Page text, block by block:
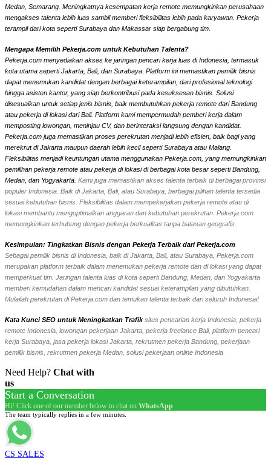
Medan, Semarang. Meningkatnya kesempatan kerja remote memungkinkan perusahaan
mengakses talenta lebih luas sambil memberi fleksibilitas lebih pada karyawan. Pekerja
terampil dari kota seperti Surabaya dan Makassar siap bergabung tim.
Mengapa Memilih Pekerja.com untuk Kebutuhan Talenta?
Pekerja.com menyediakan akses ke jaringan pencari kerja luas di Indonesia, termasuk
kota utama seperti Jakarta, Bali, dan Surabaya. Platform ini memastikan pemilik bisnis
dapat menemukan kandidat dengan berbagai keterampilan, dari profesional teknologi
hingga asisten kantor, yang siap berkontribusi pada kesuksesan bisnis. Solusi
disesuaikan untuk setiap jenis bisnis, baik membutuhkan pekerja remote dari Bandung
atau pekerja di lokasi dari Bali. Platform kami mempermudah pemberi kerja dalam
memposting lowongan, meninjau CV, dan berinteraksi langsung dengan kandidat.
Pekerja.com juga memastikan proses perekrutan menjadi lebih efisien, baik bagi yang
merekrut di Jakarta maupun daerah lebih kecil seperti Surabaya atau Malang.
Fleksibilitas menjadi keuntungan utama menggunakan Pekerja.com, yang memungkinkan
pemilihan pekerja remote atau pekerja di lokasi di berbagai kota besar seperti Bandung,
Medan, dan Yogyakarta. Kami juga memastikan akses talenta terbaik di berbagai provinsi
populer Indonesia. Baik di Jakarta, Bali, atau Surabaya, berbagai pilihan talenta tersedia
sesuai kebutuhan bisnis. Fleksibilitas dalam mempekerjakan pekerja remote atau di
lokasi membantu mengoptimalkan anggaran dan kebutuhan perekrutan. Pekerja.com
memungkinkan terhubung dengan pekerja berkualitas tanpa batasan geografis.
Kesimpulan: Tingkatkan Bisnis dengan Pekerja Terbaik dari Pekerja.com
Sebagai pemilik bisnis di Indonesia, baik di Jakarta, Bali, atau Surabaya, Pekerja.com
merupakan platform terbaik dalam menemukan pekerja remote dan di lokasi yang dapat
memperkuat tim. Jaringan talenta luas di kota seperti Bandung, Medan, dan Yogyakarta
memberi kemudahan dalam mencari kandidat sesuai keterampilan yang dibutuhkan.
Mulailah perekrutan di Pekerja.com dan temukan talenta terbaik dari seluruh Indonesia!
Kata Kunci SEO untuk Meningkatkan Trafiksitus pencarian kerja Indonesia, pekerja
remote Indonesia, lowongan pekerjaan Jakarta, pekerja freelance Bali, platform pencari
kerja Surabaya, jasa pekerja lokasi Jakarta, rekrutmen pekerja Bandung, pekerjaan
pemilik bisnis, rekrutmen pekerja Medan, solusi pekerjaan online Indonesia
Need Help? Chat with
us
Start a Conversation
Hi! Click one of our member below to chat on WhatsApp
The team typically replies in a few minutes.
CS SALES